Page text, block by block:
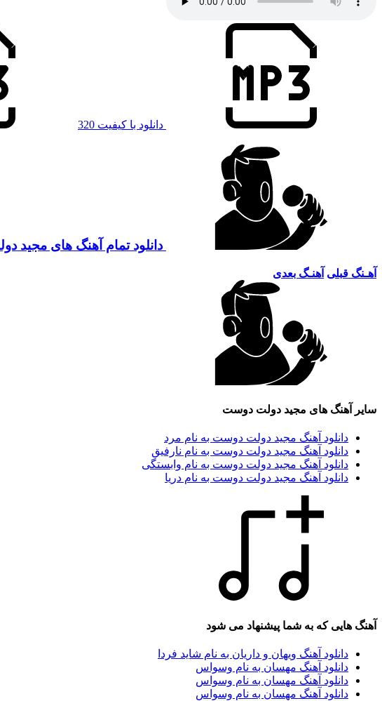
دانلود با کیفیت 320
دانلود تمام آهنگ های مجید
آهـنگ قبلی آهنـگ بعدی
سایر آهنگ های مجید دولت دوست
دانلود آهنگ مجید دولت دوست به نام مرد
دانلود آهنگ مجید دولت دوست به نام نارفیق
دانلود آهنگ مجید دولت دوست به نام وابستگی
دانلود آهنگ مجید دولت دوست به نام دریا
آهنگ هایی که به شما پیشنهاد می شود
دانلود آهنگ ویهان و داریان به نام شاید فردا
دانلود آهنگ مهسان به نام وسواس
دانلود آهنگ مهسان به نام وسواس
دانلود آهنگ مهسان به نام وسواس